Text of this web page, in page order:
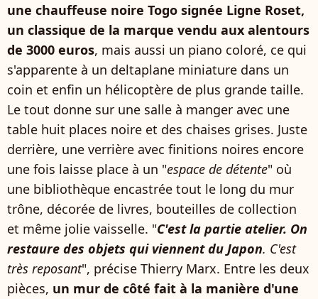
une chauffeuse noire Togo signée Ligne Roset,
un classique de la marque vendu aux alentours
de 3000 euros, mais aussi un piano coloré, ce qui
s'apparente à un deltaplane miniature dans un
coin et enfin un hélicoptère de plus grande taille.
Le tout donne sur une salle à manger avec une
table huit places noire et des chaises grises. Juste
derrière, une verrière avec finitions noires encore
une fois laisse place à un "espace de détente" où
une bibliothèque encastrée tout le long du mur
trône, décorée de livres, bouteilles de collection
et même jolie vaisselle. "C'est la partie atelier. On
restaure des objets qui viennent du Japon. C'est
très reposant", précise Thierry Marx. Entre les deux
pièces, un mur de côté fait à la manière d'une